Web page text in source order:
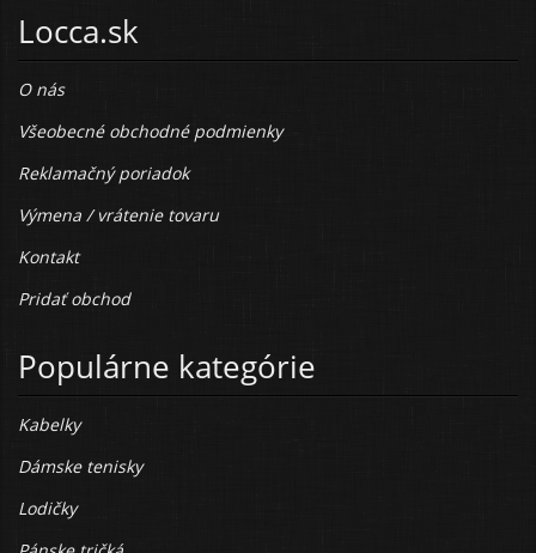
Locca.sk
O nás
Všeobecné obchodné podmienky
Reklamačný poriadok
Výmena / vrátenie tovaru
Kontakt
Pridať obchod
Populárne kategórie
Kabelky
Dámske tenisky
Lodičky